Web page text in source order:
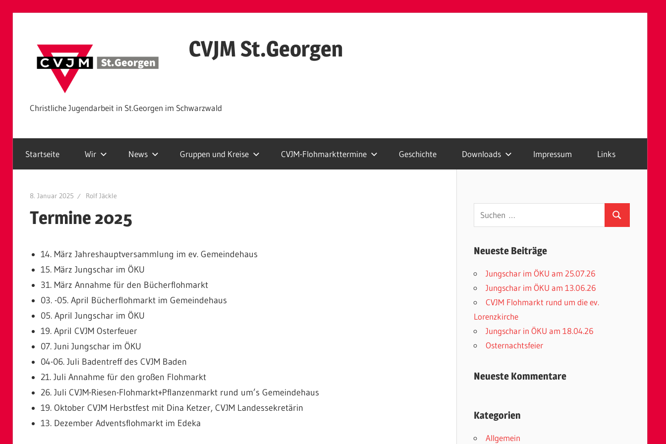
springen
CVJM St.Georgen
Christliche Jugendarbeit in St.Georgen im Schwarzwald
Startseite Wir News Gruppen und Kreise CVJM-Flohmarkttermine Geschichte Downloads Impressum Links
8. Januar 2025 Rolf Jäckle
Termine 2025
14. März Jahreshauptversammlung im ev. Gemeindehaus
15. März Jungschar im ÖKU
31. März Annahme für den Bücherflohmarkt
03. -05. April Bücherflohmarkt im Gemeindehaus
05. April Jungschar im ÖKU
19. April CVJM Osterfeuer
07. Juni Jungschar im ÖKU
04-06. Juli Badentreff des CVJM Baden
21. Juli Annahme für den großen Flohmarkt
26. Juli CVJM-Riesen-Flohmarkt+Pflanzenmarkt rund um’s Gemeindehaus
19. Oktober CVJM Herbstfest mit Dina Ketzer, CVJM Landessekretärin
13. Dezember Adventsflohmarkt im Edeka
Suchen
nach:
Suchen
Neueste Beiträge
Jungschar im ÖKU am 25.07.26
Jungschar im ÖKU am 13.06.26
CVJM Flohmarkt rund um die ev.
Lorenzkirche
Jungschar in ÖKU am 18.04.26
Osternachtsfeier
Neueste Kommentare
Kategorien
Allgemein